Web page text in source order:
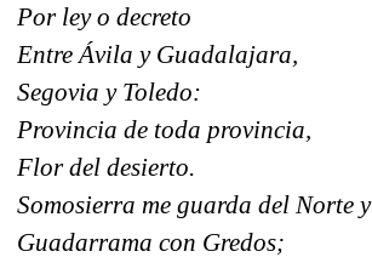
Por ley o decreto
Entre Ávila y Guadalajara,
Segovia y Toledo:
Provincia de toda provincia,
Flor del desierto.
Somosierra me guarda del Norte y
Guadarrama con Gredos;